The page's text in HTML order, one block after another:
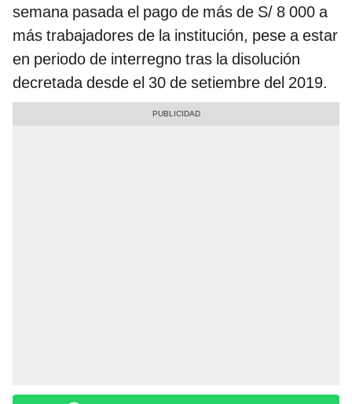
semana pasada el pago de más de S/ 8 000 a
más trabajadores de la institución, pese a estar
en periodo de interregno tras la disolución
decretada desde el 30 de setiembre del 2019.